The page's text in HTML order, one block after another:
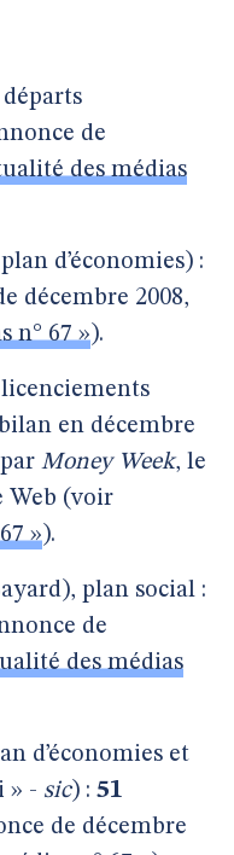
de
des médias
d’économies) :
décembre 2008,
n° 67 »).
licenciements
en décembre
Money Week, le
Web (voir
»).
plan social :
de
des médias
d’économies et
» - sic) : 51
de décembre